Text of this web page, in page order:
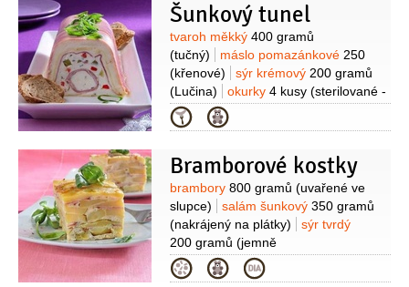
množství)
pepř bílý3 špetky
chuti )
Šunkový tunel
Suroviny
tvaroh měkký 400 gramů
(tučný)
máslo pomazánkové 250
(křenové)
sýr krémový 200 gramů
(Lučina)
okurky 4 kusy (sterilované -
sladkokyselé, menší)
(obdélníkové pláty)
cibule
(červená)
sýr polotvrdý6 plátků
(Eidam, nebo Gouda)
želatina
(rozpuštěná)
Kategorie
Bramborové kostky
Suroviny
brambory 800 gramů (uvařené ve
slupce)
salám šunkový 350 gramů
(nakrájený na plátky)
sýr tvrdý
200 gramů (jemně
nastrouhaný)
vejce
1 kus (větší) olej
pepř bílý
Kategorie